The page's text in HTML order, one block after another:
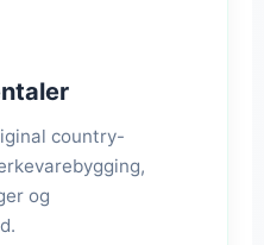
country-
og